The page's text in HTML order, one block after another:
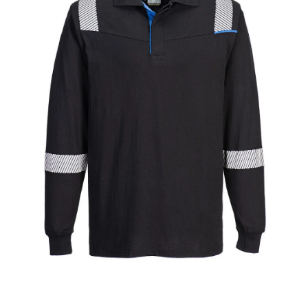
% OUTLET
Predajne
Katalógy
Formulár na výmenu tovaru
Reklamačný poriadok
Akcie v predajniach
Formulár na vrátenie tovaru /odstúpenie od zmluvy
Obchodné podmienky
Zásady ochrany osobných údajov
Pravidlá a nastavenia cookies
Moja objednávka